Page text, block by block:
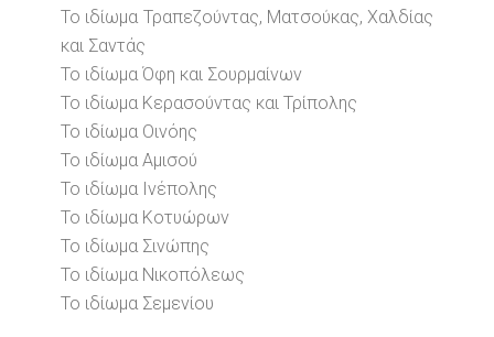
Το ιδίωμα Τραπεζούντας, Ματσούκας, Χαλδίας
και Σαντάς
Το ιδίωμα Όφη και Σουρμαίνων
Το ιδίωμα Κερασούντας και Τρίπολης
Το ιδίωμα Οινόης
Το ιδίωμα Αμισού
Το ιδίωμα Ινέπολης
Το ιδίωμα Κοτυώρων
Το ιδίωμα Σινώπης
Το ιδίωμα Νικοπόλεως
Το ιδίωμα Σεμενίου